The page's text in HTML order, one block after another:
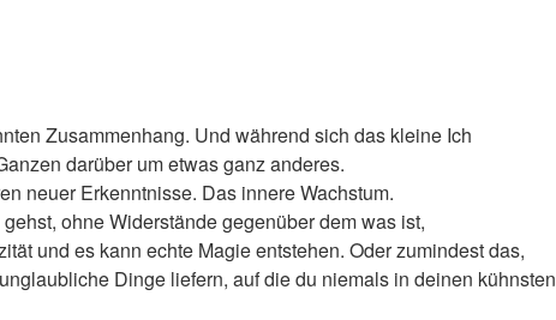
Zusammenhang. Und während sich das kleine Ich
darüber um etwas ganz anderes.
neuer Erkenntnisse. Das innere Wachstum.
ohne Widerstände gegenüber dem was ist,
und es kann echte Magie entstehen. Oder zumindest das,
Dinge liefern, auf die du niemals in deinen kühnsten